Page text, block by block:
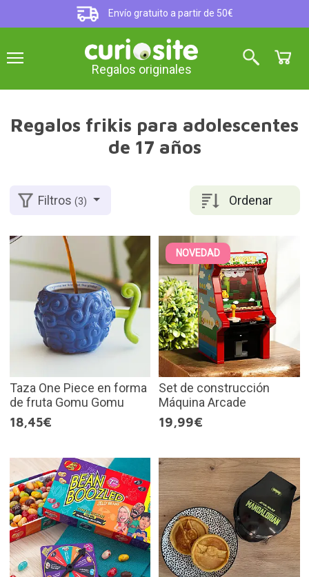
Envío gratuito a partir de 50€
Regalos originales
Regalos frikis para adolescentes
de 17 años
Ordenar
Filtros(3)
Taza One Piece en forma
de fruta Gomu Gomu
18,45€
NOVEDAD
Set de construcción
Máquina Arcade
19,99€